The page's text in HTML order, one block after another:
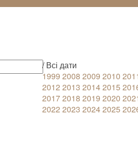
/ Всі дати
1999 2008 2009 2010
2012 2013 20142015
20172018 2019 2020
2022 2023 20242025